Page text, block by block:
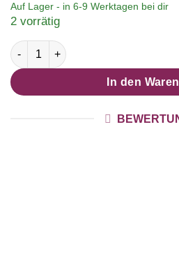
Auf Lager - in 6-9 Werktagen bei dir
2 vorrätig
Personalisiertes Lederarmband
In den